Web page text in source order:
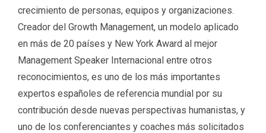
crecimiento de personas, equipos y organizaciones.
Creador del Growth Management, un modelo aplicado
en más de 20 países y New York Award al mejor
Management Speaker Internacional entre otros
reconocimientos, es uno de los más importantes
expertos españoles de referencia mundial por su
contribución desde nuevas perspectivas humanistas, y
uno de los conferenciantes y coaches más solicitados